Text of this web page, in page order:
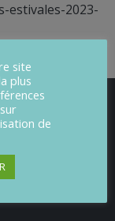
estivales-2023-
site
plus
de